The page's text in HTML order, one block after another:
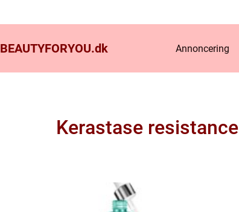
BEAUTYFORYOU.dk Annoncering
Kerastase resistance